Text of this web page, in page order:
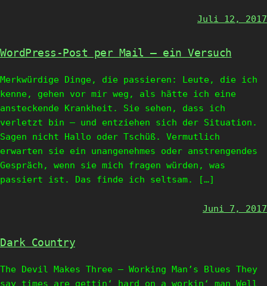
Juli 12, 2017
WordPress-Post per Mail – ein Versuch
Merkwürdige Dinge, die passieren: Leute, die ich
kenne, gehen vor mir weg, als hätte ich eine
ansteckende Krankheit. Sie sehen, dass ich
verletzt bin – und entziehen sich der Situation.
Sagen nicht Hallo oder Tschüß. Vermutlich
erwarten sie ein unangenehmes oder anstrengendes
Gespräch, wenn sie mich fragen würden, was
passiert ist. Das finde ich seltsam. […]
Juni 7, 2017
Dark Country
The Devil Makes Three – Working Man’s Blues They
say times are gettin‘ hard on a workin‘ man Well